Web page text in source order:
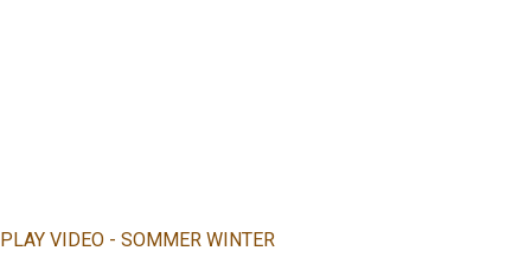
PLAY VIDEO - SOMMER WINTER